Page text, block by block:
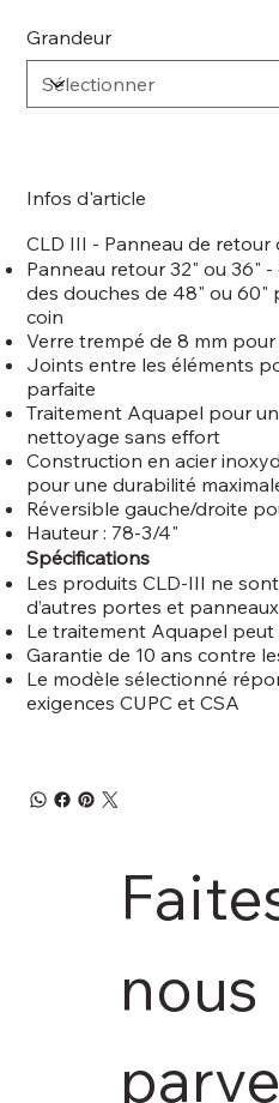
Grandeur
Infos d'article
CLD III - Panneau de retour
Panneau retour 32" ou 36"
des douches de 48" ou 60"
coin
Verre trempé de 8 mm
Joints entre les éléments
parfaite
Traitement Aquapel pour
nettoyage sans effort
Construction en acier
pour une durabilité
Réversible gauche/droite
Hauteur : 78-3/4"
Spécifications
Les produits CLD-III ne
d’autres portes et
Le traitement Aquapel peut
Garantie de 10 ans contre
Le modèle sélectionné
exigences CUPC et CSA
nous